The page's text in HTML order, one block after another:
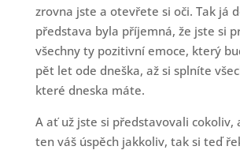
zrovna jste a otevřete si oči. Tak já
představa byla příjemná, že jste si
všechny ty pozitivní emoce, který
pět let ode dneška, až si splníte
které dneska máte.
A ať už jste si představovali cokoliv,
ten váš úspěch jakkoliv, tak si teď